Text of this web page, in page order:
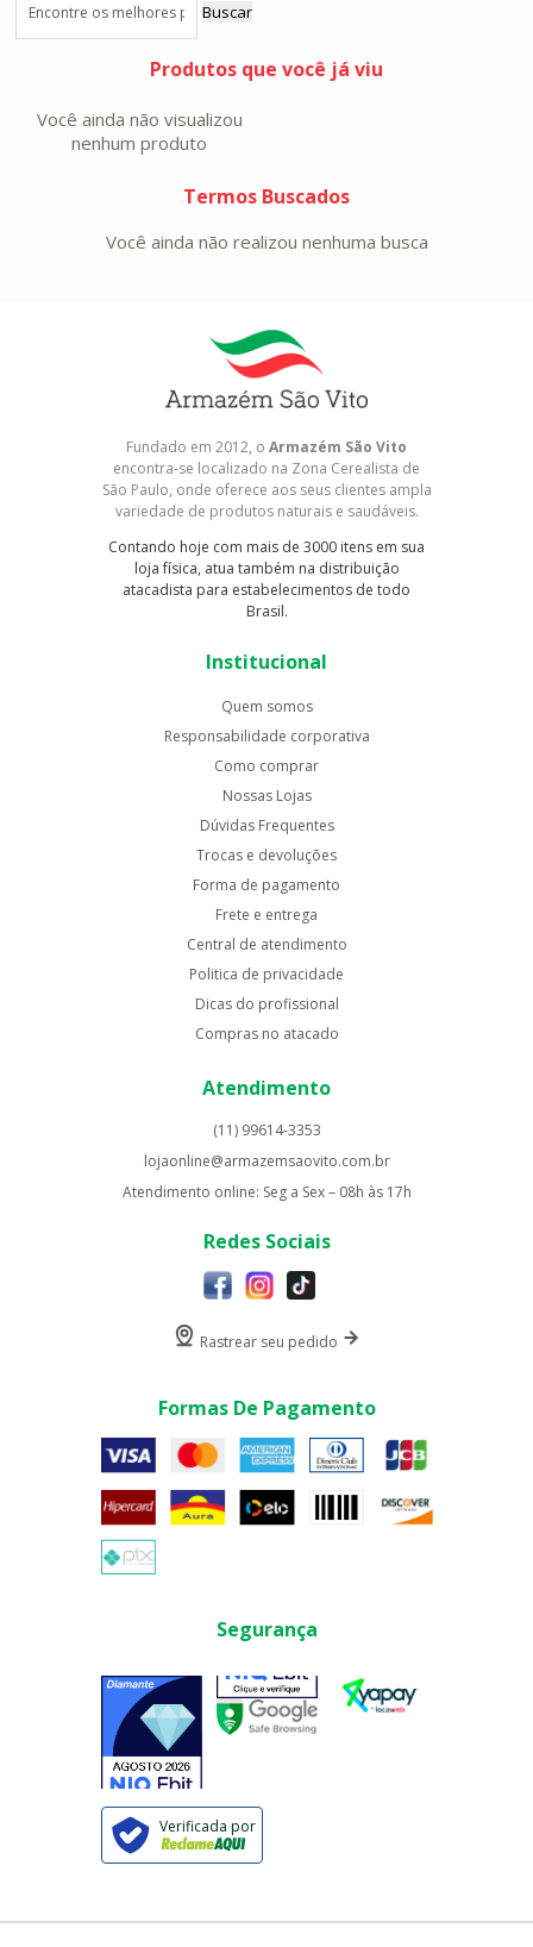
Buscar
Produtos que você já viu
Você ainda não visualizou
nenhum produto
Termos Buscados
Você ainda não realizou nenhuma busca
Fundado em 2012, o Armazém São Vito
encontra-se localizado na Zona Cerealista de
São Paulo, onde oferece aos seus clientes ampla
variedade de produtos naturais e saudáveis.
Contando hoje com mais de 3000 itens em sua
loja física, atua também na distribuição
atacadista para estabelecimentos de todo
Brasil.
Institucional
Quem somos
Responsabilidade corporativa
Como comprar
Nossas Lojas
Dúvidas Frequentes
Trocas e devoluções
Forma de pagamento
Frete e entrega
Central de atendimento
Politica de privacidade
Dicas do profissional
Compras no atacado
Atendimento
(11) 99614-3353
lojaonline@armazemsaovito.com.br
Atendimento online: Seg a Sex – 08h às 17h
Redes Sociais
Rastrear seu pedido
Formas De Pagamento
Segurança
Verificada por